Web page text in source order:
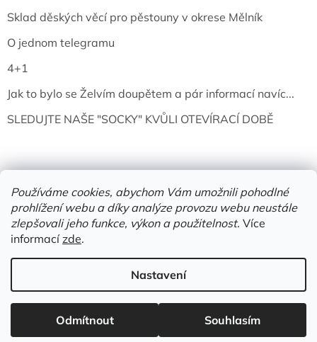
Používáme cookies, abychom Vám umožnili pohodlné
prohlížení webu a díky analýze provozu webu neustále
zlepšovali jeho funkce, výkon a použitelnost. Více
informacízde.
Nastavení
Odmítnout Souhlasím
Sklad děských věcí pro pěstouny v okrese Mělník
O jednom telegramu
4+1
Jak to bylo se Želvím doupětem a pár informací navíc...
SLEDUJTE NAŠE "SOCKY" KVŮLI OTEVÍRACÍ DOBĚ
Vytvořil Shoptet
Copyright 2026Želví doupě | knihy & vinyly | Mělník. Všechna
práva vyhrazena.
Upravit nastavení cookies